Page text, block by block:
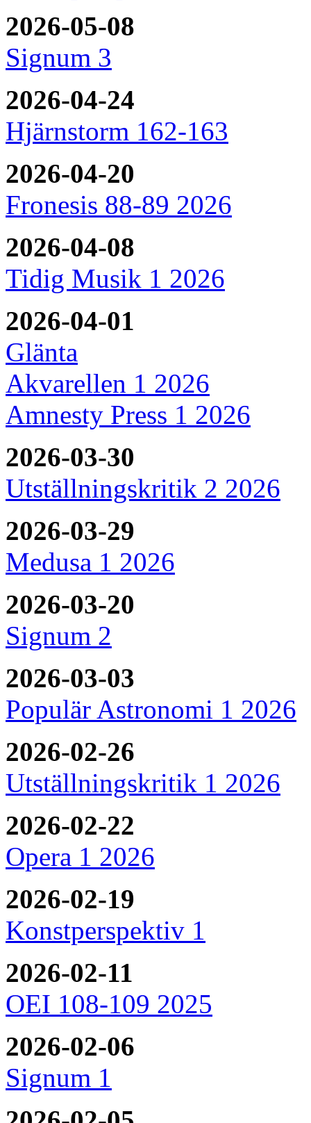
2026-05-08
Signum 3
2026-04-24
Hjärnstorm 162-163
2026-04-20
Fronesis 88-89 2026
2026-04-08
Tidig Musik 1 2026
2026-04-01
Glänta
Akvarellen 1 2026
Amnesty Press 1 2026
2026-03-30
Utställningskritik 2 2026
2026-03-29
Medusa 1 2026
2026-03-20
Signum 2
2026-03-03
Populär Astronomi 1 2026
2026-02-26
Utställningskritik 1 2026
2026-02-22
Opera 1 2026
2026-02-19
Konstperspektiv 1
2026-02-11
OEI 108-109 2025
2026-02-06
Signum 1